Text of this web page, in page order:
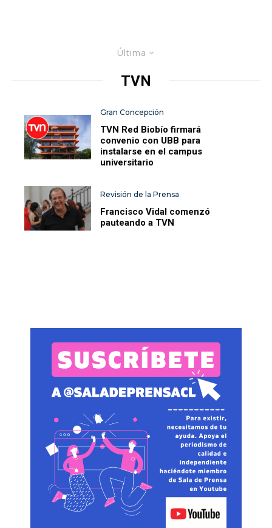
Última
TVN
Gran Concepción
TVN Red Biobío firmará
convenio con UBB para
instalarse en el campus
universitario
Revisión de la Prensa
Francisco Vidal comenzó
pauteando a TVN